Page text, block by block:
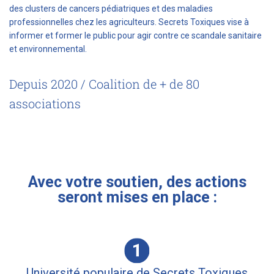
des clusters de cancers pédiatriques et des maladies
professionnelles chez les agriculteurs. Secrets Toxiques vise à
informer et former le public pour agir contre ce scandale sanitaire
et environnemental.
Depuis 2020 / Coalition de + de 80
associations
Avec votre soutien, des actions
seront mises en place :